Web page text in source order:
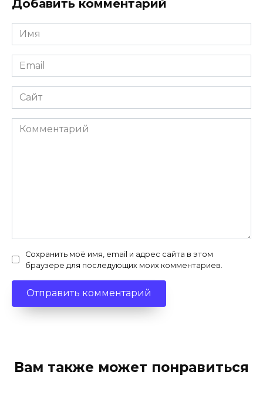
Добавить комментарий
Имя
*
Email
*
Сайт
Комментарий
Сохранить моё имя, email и адрес сайта в этом
браузере для последующих моих комментариев.
Вам также может понравиться